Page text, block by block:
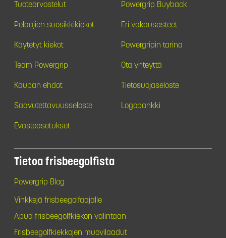
Tuotearvostelut Powergrip Buyback
Pelaajien suosikkikiekot Eri vakausasteet
Käytetyt kiekot Powergripin tarina
Team Powergrip Ota yhteyttä
Kaupan ehdot Tietosuojaseloste
Saavutettavuusseloste Logopankki
Evästeasetukset
Tietoa frisbeegolfista
Powergrip Blog
Vinkkejä frisbeegolfaajalle
Apua frisbeegolfkiekon valintaan
Frisbeegolfkiekkojen muovilaadut